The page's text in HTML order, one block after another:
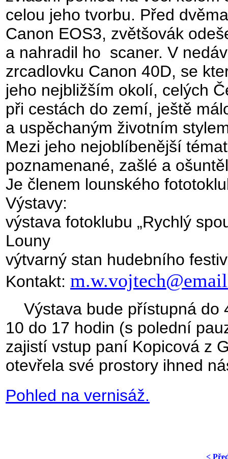
celou jeho tvorbu. Před
Canon EOS3, zvětšovák
a nahradil ho scaner. V
zrcadlovku Canon 40D, se
jeho nejbližším okolí, celých
při cestách do zemí, ještě
a uspěchaným životním
Mezi jeho nejoblíbenější
poznamenané, zašlé a
Je členem lounského
Výstavy:
výstava fotoklubu „Rychlý
Louny
výtvarný stan hudebního
Kontakt:
Výstava bude přístupná do
10 do 17 hodin (s polední
zajistí vstup paní Kopicová z
otevřela své prostory ihned
Pohled na vernisáž.
<